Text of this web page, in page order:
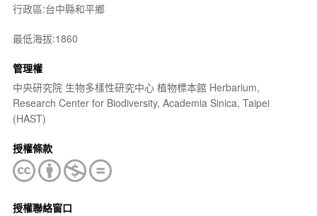
行政區:台中縣和平鄉
最低海拔:1860
管理權
中央研究院 生物多樣性研究中心 植物標本館 Herbarium,
Research Center for Biodiversity, Academia Sinica, Taipei
(HAST)
授權條款
授權聯絡窗口